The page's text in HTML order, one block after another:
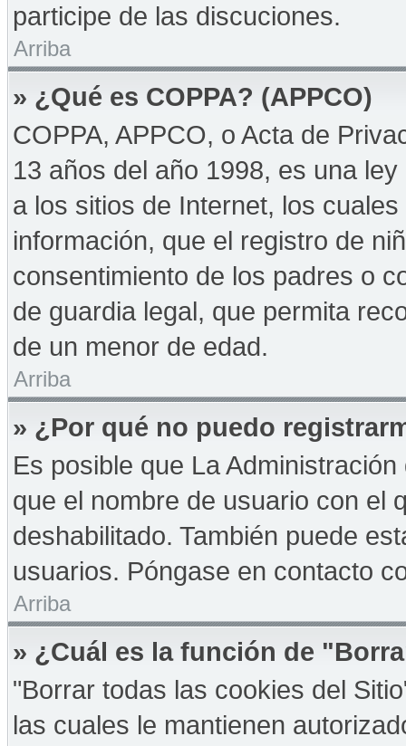
participe de las discuciones.
Arriba
» ¿Qué es COPPA? (APPCO)
COPPA, APPCO, o Acta de
13 años del año 1998, es una
a los sitios de Internet, los
información, que el registro de
consentimiento de los padres o
de guardia legal, que permita
de un menor de edad.
Arriba
» ¿Por qué no puedo
Es posible que La
que el nombre de usuario con el
deshabilitado. También puede
usuarios. Póngase en contacto
Arriba
» ¿Cuál es la función de
"Borrar todas las cookies del
las cuales le mantienen